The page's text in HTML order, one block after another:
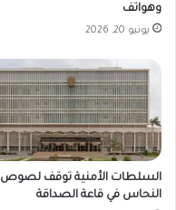
وهواتف
يونيو 20, 2026
السلطات الأمنية توقف لصوص
النحاس في قاعة الصداقة